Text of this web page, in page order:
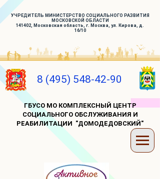
УЧРЕДИТЕЛЬ МИНИСТЕРСТВО СОЦИАЛЬНОГО РАЗВИТИЯ
МОСКОВСКОЙ ОБЛАСТИ
141402, Московская область, г. Москва, ул. Кирова, д.
16/10
8 (495) 548-42-90
ГБУСО МО КОМПЛЕКСНЫЙ ЦЕНТР
СОЦИАЛЬНОГО ОБСЛУЖИВАНИЯ И
РЕАБИЛИТАЦИИ "ДОМОДЕДОВСКИЙ"